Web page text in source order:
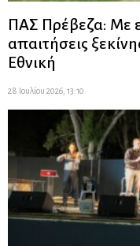
ΠΑΣ Πρέβεζα: Με
απαιτήσεις
Εθνική
28 Ιουλίου 2026, 13:10